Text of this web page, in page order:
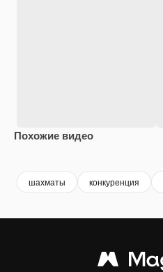
Похожие видео
шахматы конкуренция